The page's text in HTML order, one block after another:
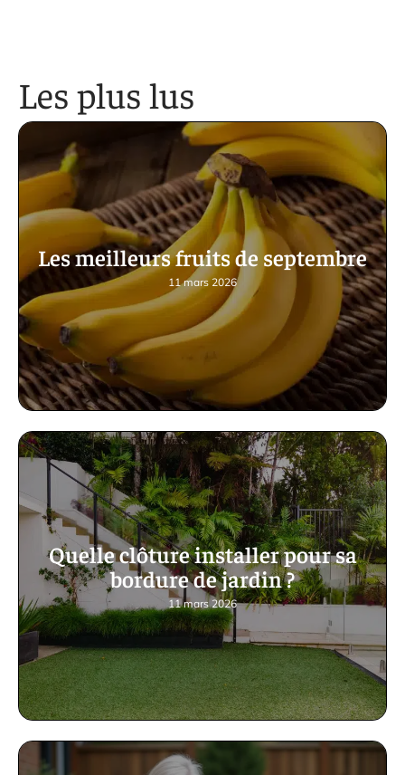
Les plus lus
Les meilleurs fruits de septembre
11 mars 2026
Quelle clôture installer pour sa
bordure de jardin ?
11 mars 2026